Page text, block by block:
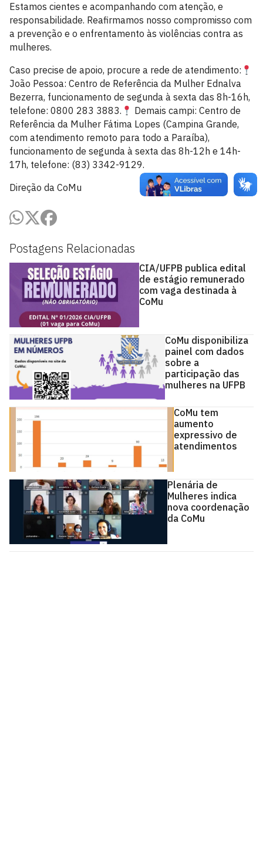
Postagens Relacionadas
CIA/UFPB publica edital
de estágio remunerado
com vaga destinada à
CoMu
CoMu disponibiliza
painel com dados
sobre a
participação das
mulheres na UFPB
CoMu tem
aumento
expressivo de
atendimentos
Plenária de
Mulheres indica
nova coordenação
da CoMu
Estamos cientes e acompanhando com atenção, e
responsabilidade. Reafirmamos nosso compromisso com
a prevenção e o enfrentamento às violências contra as
mulheres.
Caso precise de apoio, procure a rede de atendimento:
João Pessoa: Centro de Referência da Mulher Ednalva
Bezerra, funcionamento de segunda à sexta das 8h-16h,
telefone: 0800 283 3883.
Demais campi: Centro de
Referência da Mulher Fátima Lopes (Campina Grande,
com atendimento remoto para todo a Paraíba),
funcionamento de segunda à sexta das 8h-12h e 14h-
17h, telefone: (83) 3342-9129.
Direção da CoMu